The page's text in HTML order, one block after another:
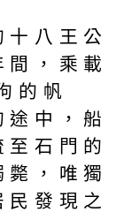
八王公
，乘載
的帆
中，船
石門的
，唯獨
發現之